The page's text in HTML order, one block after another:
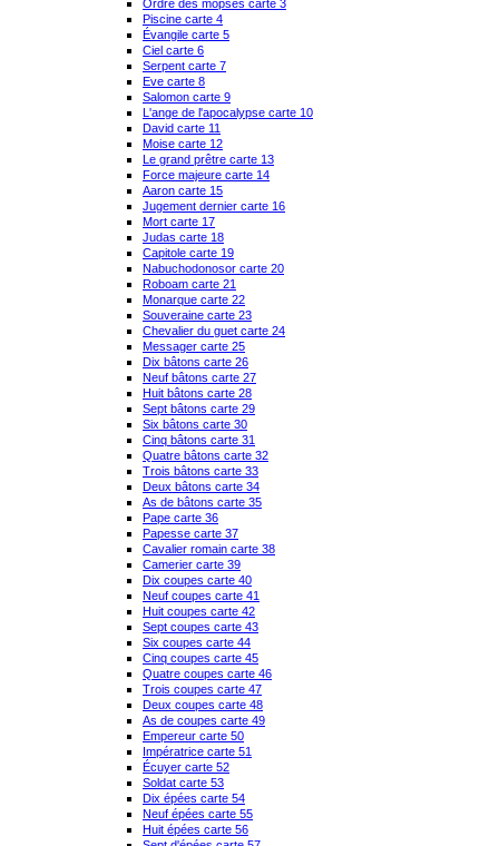
Ordre des mopses carte 3
Piscine carte 4
Évangile carte 5
Ciel carte 6
Serpent carte 7
Eve carte 8
Salomon carte 9
L'ange de l'apocalypse carte 10
David carte 11
Moise carte 12
Le grand prêtre carte 13
Force majeure carte 14
Aaron carte 15
Jugement dernier carte 16
Mort carte 17
Judas carte 18
Capitole carte 19
Nabuchodonosor carte 20
Roboam carte 21
Monarque carte 22
Souveraine carte 23
Chevalier du guet carte 24
Messager carte 25
Dix bâtons carte 26
Neuf bâtons carte 27
Huit bâtons carte 28
Sept bâtons carte 29
Six bâtons carte 30
Cinq bâtons carte 31
Quatre bâtons carte 32
Trois bâtons carte 33
Deux bâtons carte 34
As de bâtons carte 35
Pape carte 36
Papesse carte 37
Cavalier romain carte 38
Camerier carte 39
Dix coupes carte 40
Neuf coupes carte 41
Huit coupes carte 42
Sept coupes carte 43
Six coupes carte 44
Cinq coupes carte 45
Quatre coupes carte 46
Trois coupes carte 47
Deux coupes carte 48
As de coupes carte 49
Empereur carte 50
Impératrice carte 51
Écuyer carte 52
Soldat carte 53
Dix épées carte 54
Neuf épées carte 55
Huit épées carte 56